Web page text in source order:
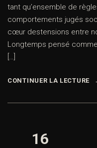
tant qu’ensemble de
comportements jugés
cœur destensions entre
Longtemps pensé
[…]
CONTINUER LA LECTURE
16